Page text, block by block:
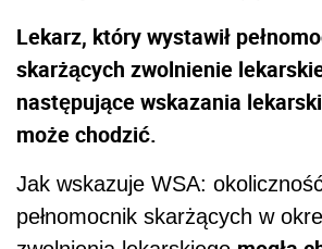
Lekarz, który wystawił
skarżących zwolnienie
następujące wskazania
może chodzić.
Jak wskazuje WSA:
pełnomocnik skarżących w